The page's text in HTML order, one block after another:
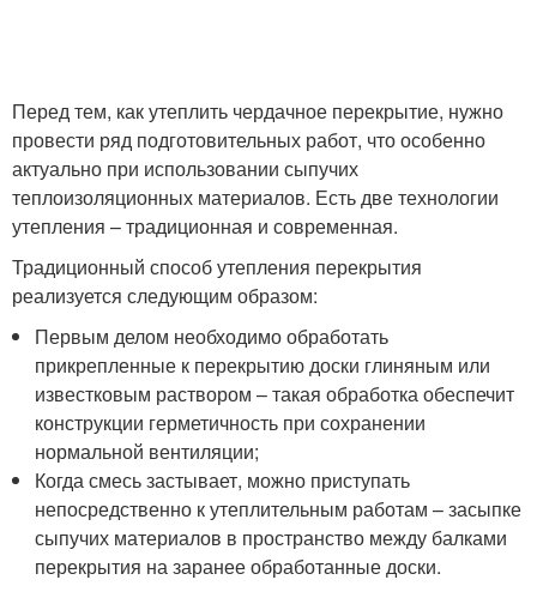
Перед тем, как утеплить чердачное перекрытие, нужно
провести ряд подготовительных работ, что особенно
актуально при использовании сыпучих
теплоизоляционных материалов. Есть две технологии
утепления – традиционная и современная.
Традиционный способ утепления перекрытия
реализуется следующим образом:
Первым делом необходимо обработать
прикрепленные к перекрытию доски глиняным или
известковым раствором – такая обработка обеспечит
конструкции герметичность при сохранении
нормальной вентиляции;
Когда смесь застывает, можно приступать
непосредственно к утеплительным работам – засыпке
сыпучих материалов в пространство между балками
перекрытия на заранее обработанные доски.